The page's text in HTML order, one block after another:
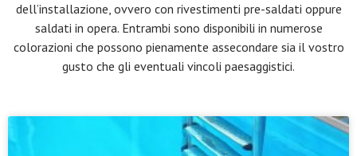
dell’installazione, ovvero con rivestimenti pre-saldati oppure
saldati in opera. Entrambi sono disponibili in numerose
colorazioni che possono pienamente assecondare sia il vostro
gusto che gli eventuali vincoli paesaggistici.